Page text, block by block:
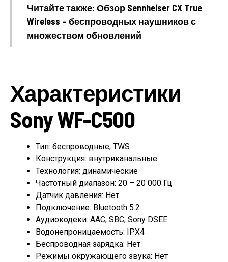
Читайте также: Обзор Sennheiser CX True
Wireless – беспроводных наушников с
множеством обновлений
Характеристики
Sony WF-C500
Тип: беспроводные, TWS
Конструкция: внутриканальные
Технология: динамические
Частотный диапазон: 20 – 20 000 Гц
Датчик давления: Нет
Подключение: Bluetooth 5.2
Аудиокодеки: AAC, SBC; Sony DSEE
Водонепроницаемость: IPX4
Беспроводная зарядка: Нет
Режимы окружающего звука: Нет